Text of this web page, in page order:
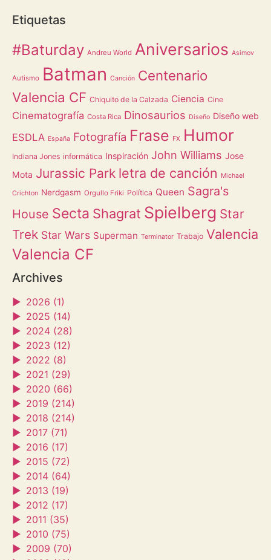
Etiquetas
#Baturday Andreu World Aniversarios Asimov
Autismo Batman Canción Centenario
Valencia CF Chiquito de la Calzada Ciencia Cine
Cinematografía Costa Rica Dinosaurios Diseño Diseño web
ESDLA España Fotografía Frase FX Humor
Indiana Jones informática Inspiración John Williams Jose
Mota Jurassic Park letra de canción Michael
Crichton Nerdgasm Orgullo Friki Política Queen Sagra's
House Secta Shagrat Spielberg Star
Trek Star Wars Superman Terminator Trabajo Valencia
Valencia CF
Archives
► 2026 (1)
► 2025 (14)
► 2024 (28)
► 2023 (12)
► 2022 (8)
► 2021 (29)
► 2020 (66)
► 2019 (214)
► 2018 (214)
► 2017 (71)
► 2016 (17)
► 2015 (72)
► 2014 (64)
► 2013 (19)
► 2012 (17)
► 2011 (35)
► 2010 (75)
► 2009 (70)